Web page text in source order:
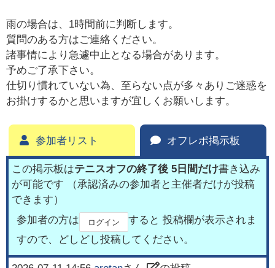
雨の場合は、1時間前に判断します。
質問のある方はご連絡ください。
諸事情により急遽中止となる場合があります。
予めご了承下さい。
仕切り慣れていない為、至らない点が多々ありご迷惑を
お掛けするかと思いますが宜しくお願いします。
参加者リスト オフレポ掲示板
この掲示板はテニスオフの終了後 5日間だけ書き込み
が可能です （承認済みの参加者と主催者だけが投稿
できます）
参加者の方は
ログイン
すると 投稿欄が表示されま
すので、どしどし投稿してください。